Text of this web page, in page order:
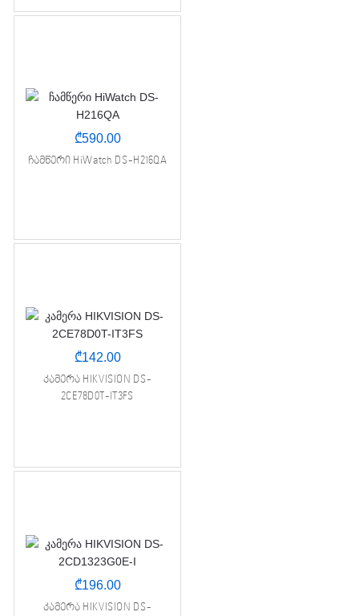
₾590.00
ჩამწერი HiWatch DS-H216QA
₾142.00
კამერა HIKVISION DS-
2CE78D0T-IT3FS
₾196.00
კამერა HIKVISION DS-